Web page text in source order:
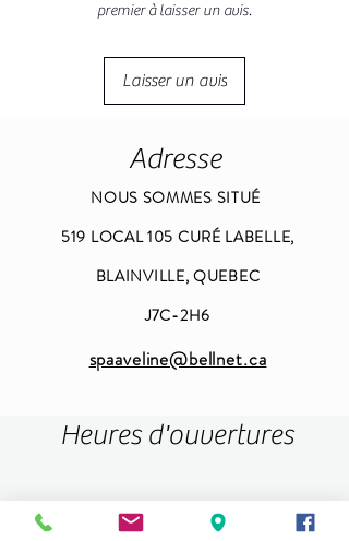
premier à laisser un avis.
Laisser un avis
Adresse
NOUS SOMMES SITUÉ
519 LOCAL 105 CURÉ LABELLE,
BLAINVILLE, QUEBEC
J7C-2H6
spaaveline@bellnet.ca
Heures d'ouvertures
DIMANCHE -LUNDI FERMÉ -